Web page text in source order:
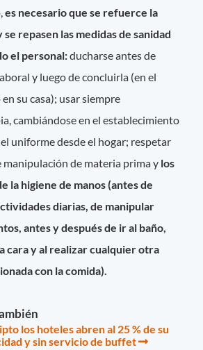
es necesario que se refuerce la
repasen las medidas de sanidad
el personal:ducharse antes de
y luego de concluirla (en el
su casa); usar siempre
cambiándose en el establecimiento
uniforme desde el hogar; respetar
manipulación de materia prima y los
la higiene de manos (antes de
diarias, de manipular
antes y después de ir al baño,
cara y al realizar cualquier otra
con la comida).
los hoteles abren al 25 % de su
y sin servicio de buffet